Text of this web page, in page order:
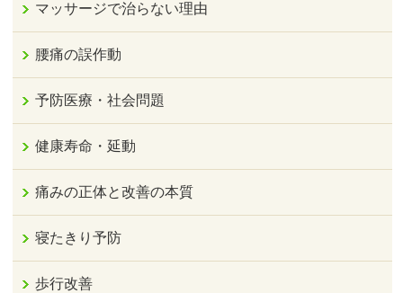
マッサージで治らない理由
腰痛の誤作動
予防医療・社会問題
健康寿命・延動
痛みの正体と改善の本質
寝たきり予防
歩行改善